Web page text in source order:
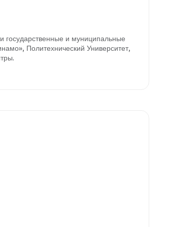
государственные и муниципальные
Политехнический Университет,